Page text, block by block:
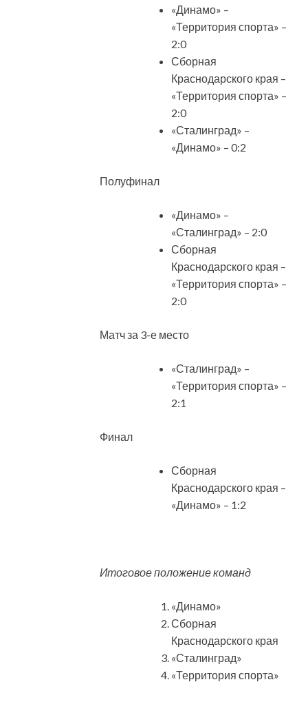
«Динамо» –
«Территория спорта» –
2:0
Сборная
Краснодарского края –
«Территория спорта» –
2:0
«Сталинград» –
«Динамо» – 0:2
Полуфинал
«Динамо» –
«Сталинград» – 2:0
Сборная
Краснодарского края –
«Территория спорта» –
2:0
Матч за 3-е место
«Сталинград» –
«Территория спорта» –
2:1
Финал
Сборная
Краснодарского края –
«Динамо» – 1:2
Итоговое положение команд
«Динамо»
Сборная
Краснодарского края
«Сталинград»
«Территория спорта»